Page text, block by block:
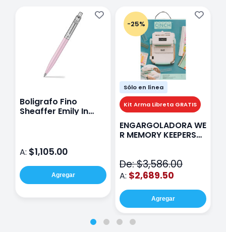
Boligrafo Fino
Sheaffer Emily In
A: $1,105.00
Agregar
-25%
Sólo en línea
Kit Arma Libreta GRATIS
ENGARGOLADORA WE
R MEMORY KEEPERS
De: $3,586.00
A: $2,689.50
Agregar